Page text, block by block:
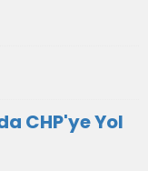
CHP'ye Yol